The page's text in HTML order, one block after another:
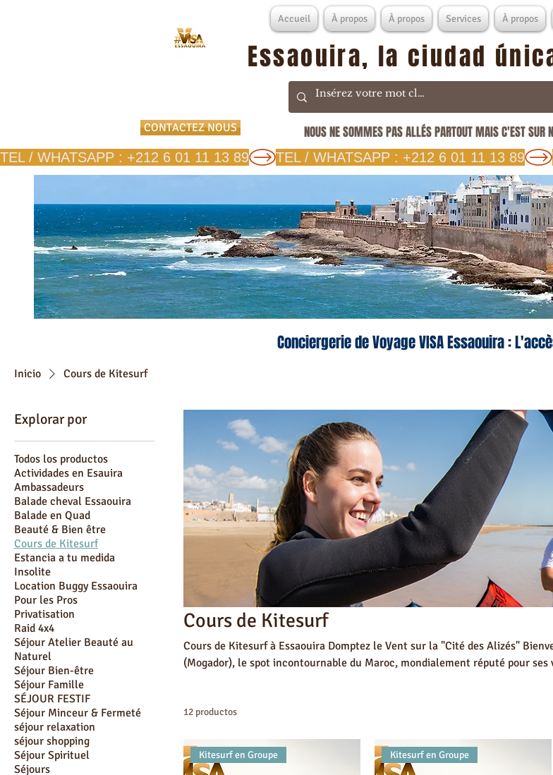
Accueil À propos À propos Services À propos
Essaouira, la ciudad
CONTACTEZ NOUS NOUS NE SOMMES PAS ALLÉS PARTOUT MAIS C'EST SUR
TEL / WHATSAPP : +212 6 01 11 13 89
Conciergerie de Voyage VISA Essaouira :
Inicio Cours de Kitesurf
Explorar por
Todos los productos
Actividades en Esauira
Ambassadeurs
Balade cheval Essaouira
Balade en Quad
Beauté & Bien être
Cours de Kitesurf
Estancia a tu medida
Insolite
Location Buggy Essaouira
Pour les Pros
Privatisation
Raid 4x4
Séjour Atelier Beauté au
Naturel
Séjour Bien-être
Séjour Famille
SÉJOUR FESTIF
Séjour Minceur & Fermeté
séjour relaxation
séjour shopping
Séjour Spirituel
Séjours
Cours de Kitesurf
Cours de Kitesurf à Essaouira Domptez le Vent sur la "Cité des Alizés"
(Mogador), le spot incontournable du Maroc, mondialement réputé pour ses
rapidement
12 productos
Kitesurf en Groupe Kitesurf en Groupe